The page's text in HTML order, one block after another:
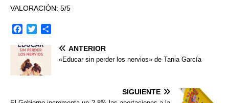
VALORACIÓN: 5/5
c
e
b
k
i
t
t
i
ANTERIOR
«Educar sin perder los nervios» de Tania García
SIGUIENTE